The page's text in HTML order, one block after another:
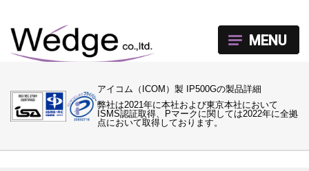
アイコム（ICOM）製 IP500Gの製品詳細
弊社は2021年に本社および東京本社において
ISMS認証取得、Pマークに関しては2022年に全拠
点において取得しております。
MENU